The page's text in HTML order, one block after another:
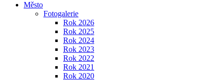
Město
Fotogalerie
Rok 2026
Rok 2025
Rok 2024
Rok 2023
Rok 2022
Rok 2021
Rok 2020